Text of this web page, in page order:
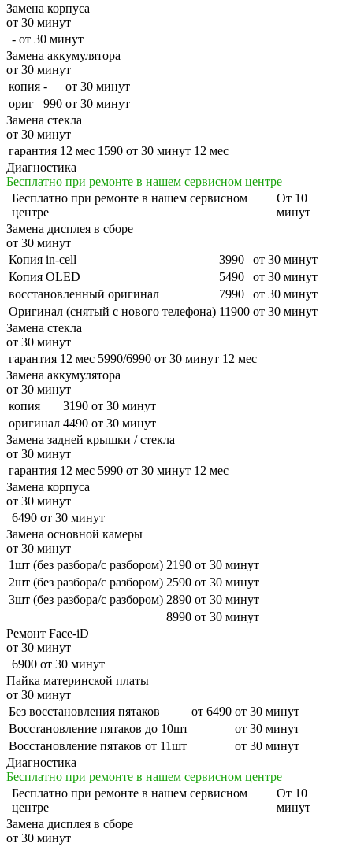
Замена корпуса
от 30 минут
- от 30 минут
Замена аккумулятора
от 30 минут
копия -
от 30 минут
ориг
990 от 30 минут
Замена стекла
от 30 минут
гарантия 12 мес 1590 от 30 минут 12 мес
Диагностика
Бесплатно при ремонте в нашем сервисном центре
Бесплатно при ремонте в нашем сервисном
центре
От 10
минут
Замена дисплея в сборе
от 30 минут
Копия in-cell
3990
от 30 минут
Копия OLED
5490
от 30 минут
восстановленный оригинал
7990
от 30 минут
Оригинал (снятый с нового телефона) 11900 от 30 минут
Замена стекла
от 30 минут
гарантия 12 мес 5990/6990 от 30 минут 12 мес
Замена аккумулятора
от 30 минут
копия
3190 от 30 минут
оригинал 4490 от 30 минут
Замена задней крышки / стекла
от 30 минут
гарантия 12 мес 5990 от 30 минут 12 мес
Замена корпуса
от 30 минут
6490 от 30 минут
Замена основной камеры
от 30 минут
1шт (без разбора/с разбором) 2190 от 30 минут
2шт (без разбора/с разбором) 2590 от 30 минут
3шт (без разбора/с разбором) 2890 от 30 минут
8990 от 30 минут
Ремонт Face-iD
от 30 минут
6900 от 30 минут
Пайка материнской платы
от 30 минут
Без восстановления пятаков
от 6490 от 30 минут
Восстановление пятаков до 10шт
от 30 минут
Восстановление пятаков от 11шт
от 30 минут
Диагностика
Бесплатно при ремонте в нашем сервисном центре
Бесплатно при ремонте в нашем сервисном
центре
От 10
минут
Замена дисплея в сборе
от 30 минут